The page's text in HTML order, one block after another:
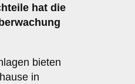
hat die
bieten
in